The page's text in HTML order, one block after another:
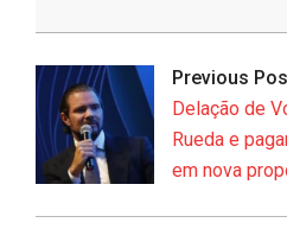
2026-
10
Previous
Delação de
Rueda e
em nova